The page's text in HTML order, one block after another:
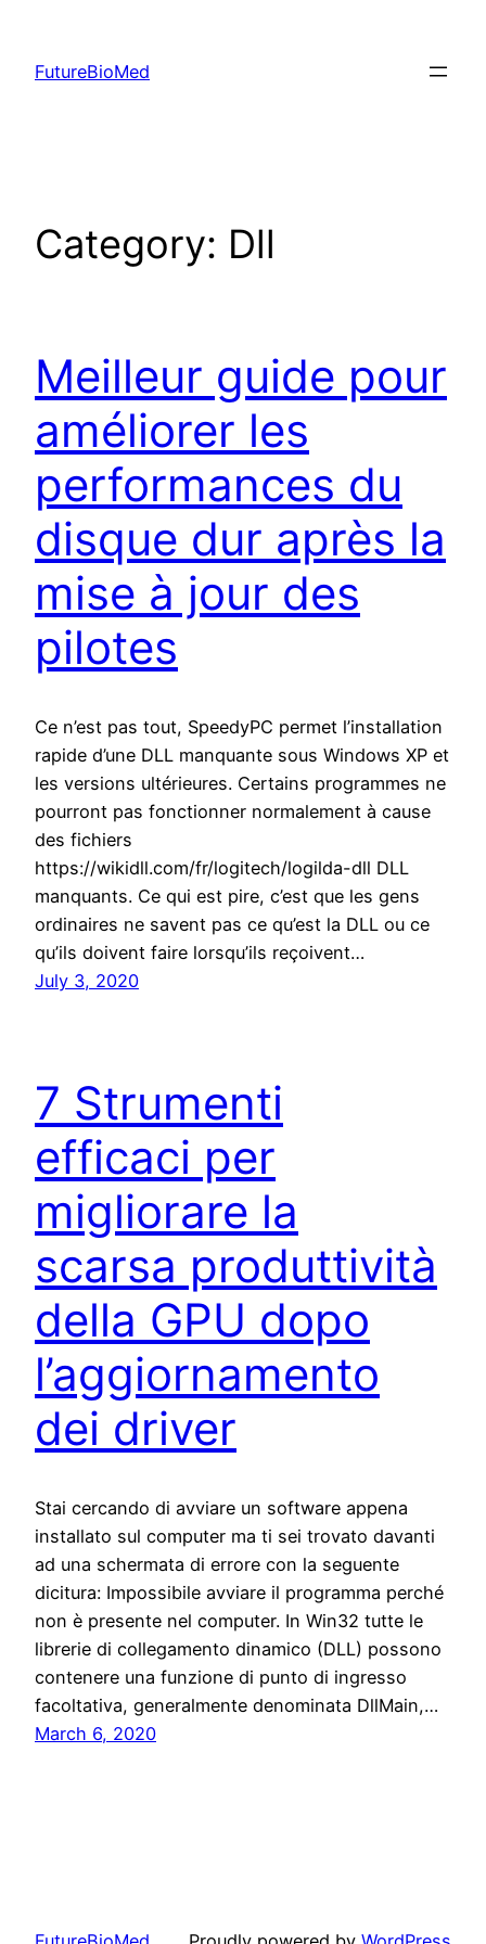
content
FutureBioMed
Category: Dll
Meilleur guide pour
améliorer les
performances du
disque dur après la
mise à jour des
pilotes
Ce n’est pas tout, SpeedyPC permet l’installation
rapide d’une DLL manquante sous Windows XP et
les versions ultérieures. Certains programmes ne
pourront pas fonctionner normalement à cause
des fichiers
https://wikidll.com/fr/logitech/logilda-dll DLL
manquants. Ce qui est pire, c’est que les gens
ordinaires ne savent pas ce qu’est la DLL ou ce
qu’ils doivent faire lorsqu’ils reçoivent…
July 3, 2020
7 Strumenti
efficaci per
migliorare la
scarsa produttività
della GPU dopo
l’aggiornamento
dei driver
Stai cercando di avviare un software appena
installato sul computer ma ti sei trovato davanti
ad una schermata di errore con la seguente
dicitura: Impossibile avviare il programma perché
non è presente nel computer. In Win32 tutte le
librerie di collegamento dinamico (DLL) possono
contenere una funzione di punto di ingresso
facoltativa, generalmente denominata DllMain,…
March 6, 2020